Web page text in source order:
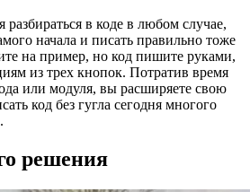
разбираться в коде в любом случае,
начала и писать правильно тоже
на пример, но код пишите руками,
из трех кнопок. Потратив время
или модуля, вы расширяете свою
код без гугла сегодня многого
решения